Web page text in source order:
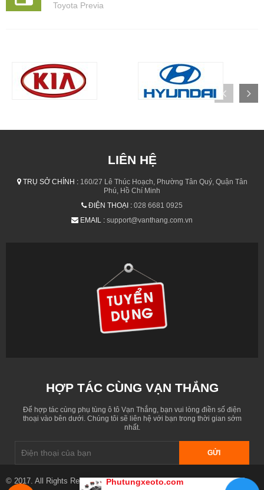
Toyota Previa
LIÊN HỆ
TRỤ SỞ CHÍNH :160/27 Lê Thúc Hoạch, Phường Tân Quý, Quận Tân
Phú, Hồ Chí Minh
ĐIỆN THOẠI : 028 6681 0925
EMAIL : support@vanthang.com.vn
HỢP TÁC CÙNG VẠN THẮNG
Để hợp tác cùng phụ tùng ô tô Vạn Thắng, bạn vui lòng điền số điện
thoại vào bên dưới. Chúng tôi sẽ liên hệ với bạn trong thời gian sớm
nhất.
GỬI
© 2017. All Rights Reserved. Designed byphutungxeoto.com
Phutungxeoto.com